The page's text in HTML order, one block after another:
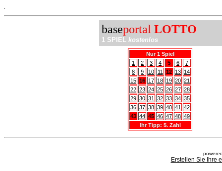
baseportal LOTTO
1 SPIEL kostenlos
Nur 1 Spiel
1
2 3 4 5 6
7
8
9 10 11 12 13 14
15 16 17 18 19 20 21
22 23 24 25 26 27 28
29 30 31 32 33 34 35
36 37 38 39 40 41
42
43 44 45 46 47 48 49
Ihr Tipp: 5. Zahl
Erstellen Sie Ihre